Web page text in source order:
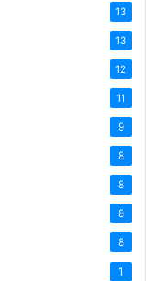
13
13
12
11
9
8
8
8
8
1